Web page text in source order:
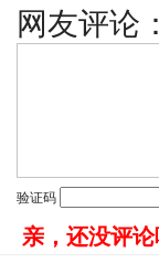
网友评论：
验证码
亲，还没评论